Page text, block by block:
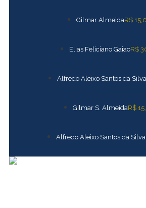
Gilmar AlmeidaR$
Elias Feliciano GaiaoR$
Alfredo Aleixo Santos da Silva
Gilmar S. AlmeidaR$
Alfredo Aleixo Santos da Silva